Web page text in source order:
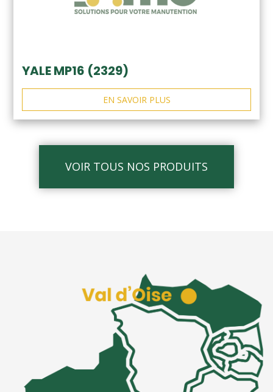
YALE MP16 (2329)
EN SAVOIR PLUS
VOIR TOUS NOS PRODUITS